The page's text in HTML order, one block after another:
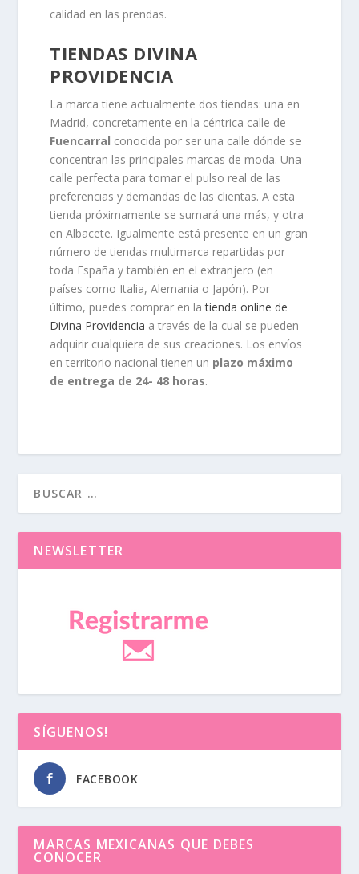
calidad en las prendas.
TIENDAS DIVINA
PROVIDENCIA
La marca tiene actualmente dos tiendas: una en
Madrid, concretamente en la céntrica calle de
Fuencarral conocida por ser una calle dónde se
concentran las principales marcas de moda. Una
calle perfecta para tomar el pulso real de las
preferencias y demandas de las clientas. A esta
tienda próximamente se sumará una más, y otra
en Albacete. Igualmente está presente en un gran
número de tiendas multimarca repartidas por
toda España y también en el extranjero (en
países como Italia, Alemania o Japón). Por
último, puedes comprar en latienda online de
Divina Providencia a través de la cual se pueden
adquirir cualquiera de sus creaciones. Los envíos
en territorio nacional tienen un plazo máximo
de entrega de 24- 48 horas.
NEWSLETTER
SÍGUENOS!
FACEBOOK
MARCAS MEXICANAS QUE DEBES
CONOCER